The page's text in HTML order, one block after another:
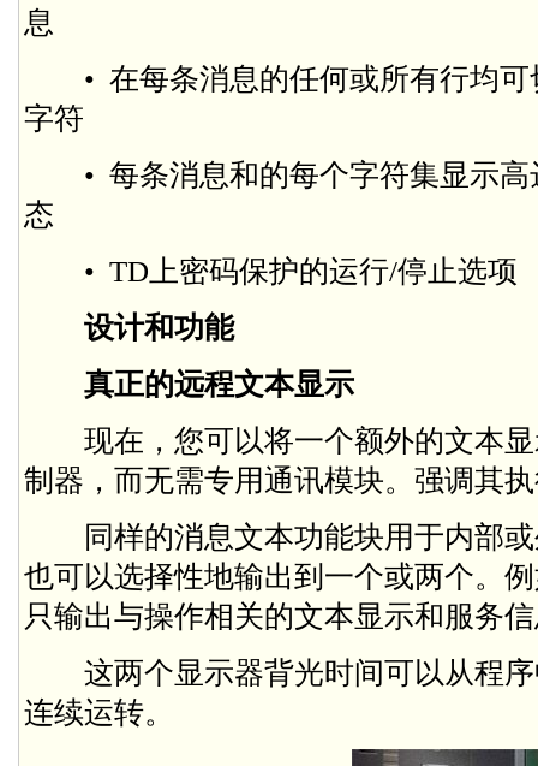
息
• 在每条消息的任何或所有行均可
字符
• 每条消息和的每个字符集显示高
态
• TD上密码保护的运行/停止选项
设计和功能
真正的远程文本显示
现在，您可以将一个额外的文本显
制器，而无需专用通讯模块。强调其
同样的消息文本功能块用于内部或
也可以选择性地输出到一个或两个。
只输出与操作相关的文本显示和服务
这两个显示器背光时间可以从程序
连续运转。